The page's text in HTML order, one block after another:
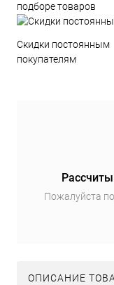
подборе товаров
Скидки постоянным
покупателям
Пожалуйста
ОПИСАНИЕ